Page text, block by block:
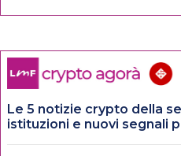
Le 5 notizie crypto della
istituzioni e nuovi segnali